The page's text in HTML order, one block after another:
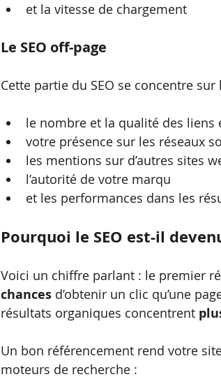
et la vitesse de chargement
Le SEO off-page
Cette partie du SEO se concentre sur
le nombre et la qualité des liens
votre présence sur les réseaux
les mentions sur d’autres sites
l’autorité de votre marqu
et les performances dans les
Pourquoi le SEO est-il
Voici un chiffre parlant : le premier
chances d’obtenir un clic qu’une
résultats organiques concentrent
Un bon référencement rend votre
moteurs de recherche :